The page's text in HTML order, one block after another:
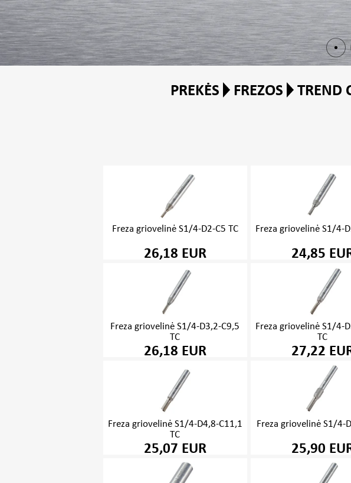
PREKĖS FREZOS TREND
Freza griovelinė S1/4-D2-C5 TC
26,18 EUR
Freza griovelinė S1/4-
24,85
Freza griovelinė S1/4-D3,2-C9,5
TC
26,18 EUR
Freza griovelinė S1/4-
TC
27,22
Freza griovelinė S1/4-D4,8-C11,1
TC
25,07 EUR
Freza griovelinė S1/4-
25,90